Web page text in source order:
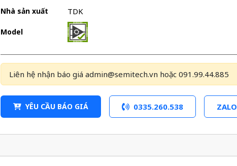
Nhà sản xuất TDK
Model
Liên hệ nhận báo giá admin@semitech.vn hoặc 091.99.44.885
YÊU CẦU BÁO GIÁ 0335.260.538 ZALO